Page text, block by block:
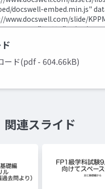
ード(pdf - 604.66kB)
関連スライド